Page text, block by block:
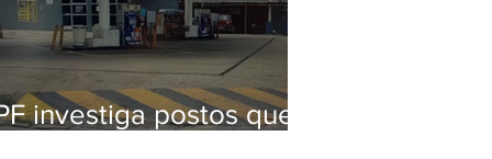
investiga postos que